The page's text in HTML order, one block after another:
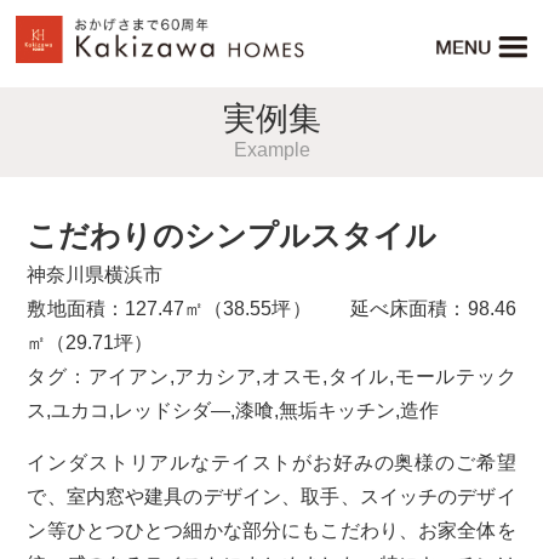
実例集
Example
こだわりのシンプルスタイル
神奈川県横浜市
敷地面積：127.47㎡（38.55坪） 延べ床面積：98.46
㎡（29.71坪）
タグ： アイアン,アカシア,オスモ, タイル,モールテック
ス,ユカコ ,レッドシダ―,漆喰,無垢キッチン,造作
インダストリアルなテイストがお好みの奥様のご希望
で、室内窓や建具のデザイン、取手、スイッチのデザイ
ン等ひとつひとつ細かな部分にもこだわり、お家全体を